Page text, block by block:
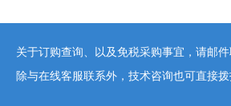
关于订购查询、以及免税采购事宜，请邮
除与在线客服联系外，技术咨询也可直接